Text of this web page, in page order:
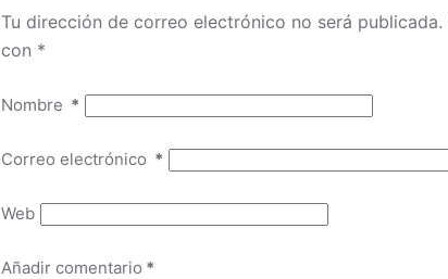
Tu dirección de correo electrónico no será publicada.
con *
Nombre *
Correo electrónico *
Web
Añadir comentario *